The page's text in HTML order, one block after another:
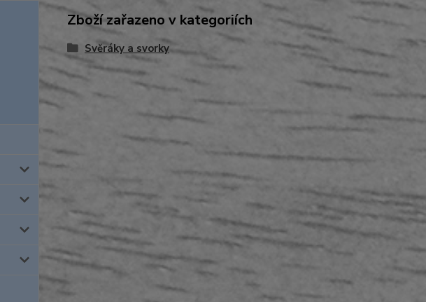
Zboží zařazeno v kategoriích
Svěráky a svorky